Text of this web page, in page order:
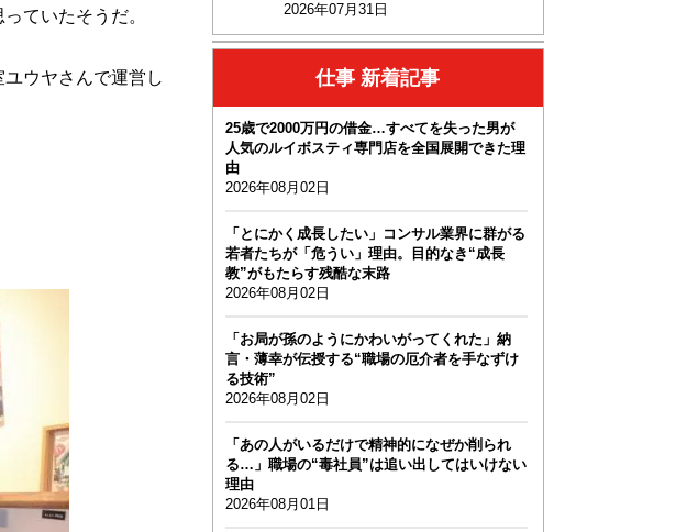
ていたそうだ。
ウヤさんで運営し
2026年07月31日
仕事 新着記事
25歳で2000万円の借金…すべてを失った男が
人気のルイボスティ専門店を全国展開できた理
由
2026年08月02日
「とにかく成長したい」コンサル業界に群がる
若者たちが「危うい」理由。目的なき“成長
教”がもたらす残酷な末路
2026年08月02日
「お局が孫のようにかわいがってくれた」納
言・薄幸が伝授する“職場の厄介者を手なずけ
る技術”
2026年08月02日
「あの人がいるだけで精神的になぜか削られ
る…」職場の“毒社員”は追い出してはいけない
理由
2026年08月01日